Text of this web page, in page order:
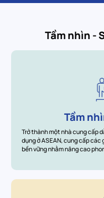
Tầm nhìn -
Tầm
Trở thành một nhà cung cấp
dụng ở ASEAN, cung cấp
bền vững nhằm nâng cao